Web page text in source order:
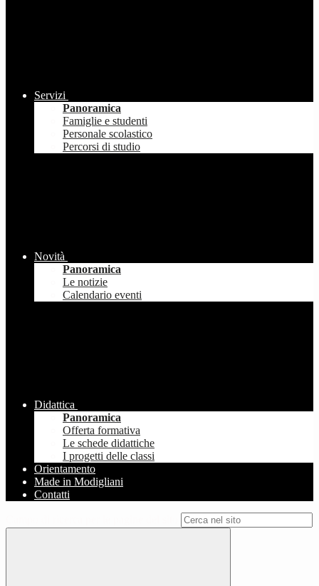
Servizi
Panoramica
Famiglie e studenti
Personale scolastico
Percorsi di studio
Novità
Panoramica
Le notizie
Calendario eventi
Didattica
Panoramica
Offerta formativa
Le schede didattiche
I progetti delle classi
Orientamento
Made in Modigliani
Contatti